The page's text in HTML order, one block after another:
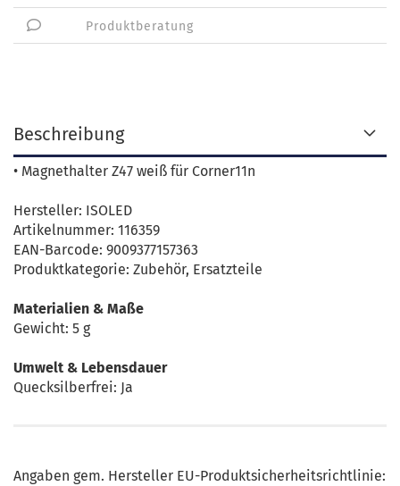
Produktberatung
Beschreibung
• Magnethalter Z47 weiß für Corner11n
Hersteller: ISOLED
Artikelnummer: 116359
EAN-Barcode: 9009377157363
Produktkategorie: Zubehör, Ersatzteile
Materialien & Maße
Gewicht: 5 g
Umwelt & Lebensdauer
Quecksilberfrei: Ja
Angaben gem. Hersteller EU-Produktsicherheitsrichtlinie: